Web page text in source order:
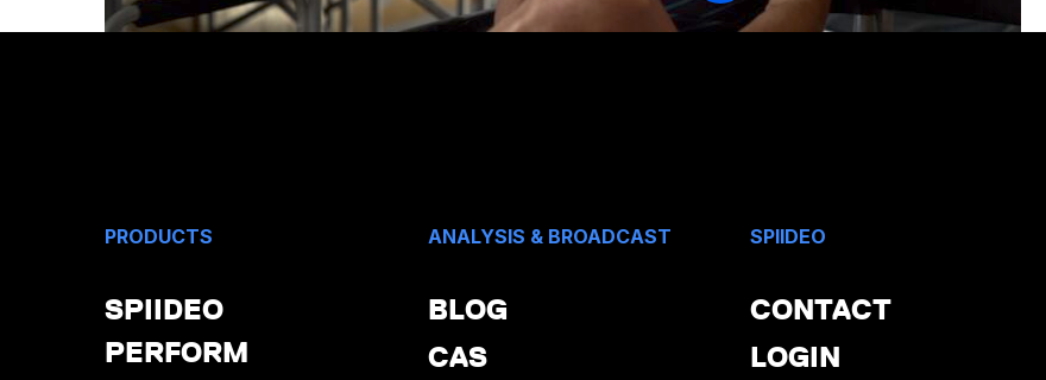
PRODUCTS
SPIIDEO
PERFORM
ANALYSIS & BROADCAST
BLOG
CAS
SPIIDEO
CONTACT
LOGIN